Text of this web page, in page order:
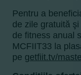
Pentru a
de zile gratuită
de fitness anual
MCFIIT33 la
pe getfiit.tv/